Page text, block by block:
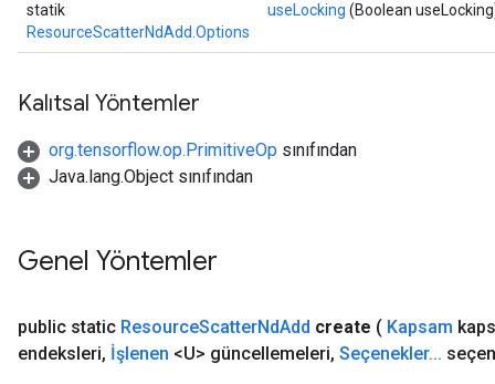
statik
ResourceScatterNdAdd.Options
useLocking (Boolean
Kalıtsal Yöntemler
org.tensorflow.op.PrimitiveOp sınıfından
Java.lang.Object sınıfından
Genel Yöntemler
public static ResourceScatterNdAdd create ( Kapsam
endeksleri, İşlenen <U> güncellemeleri, Seçenekler...